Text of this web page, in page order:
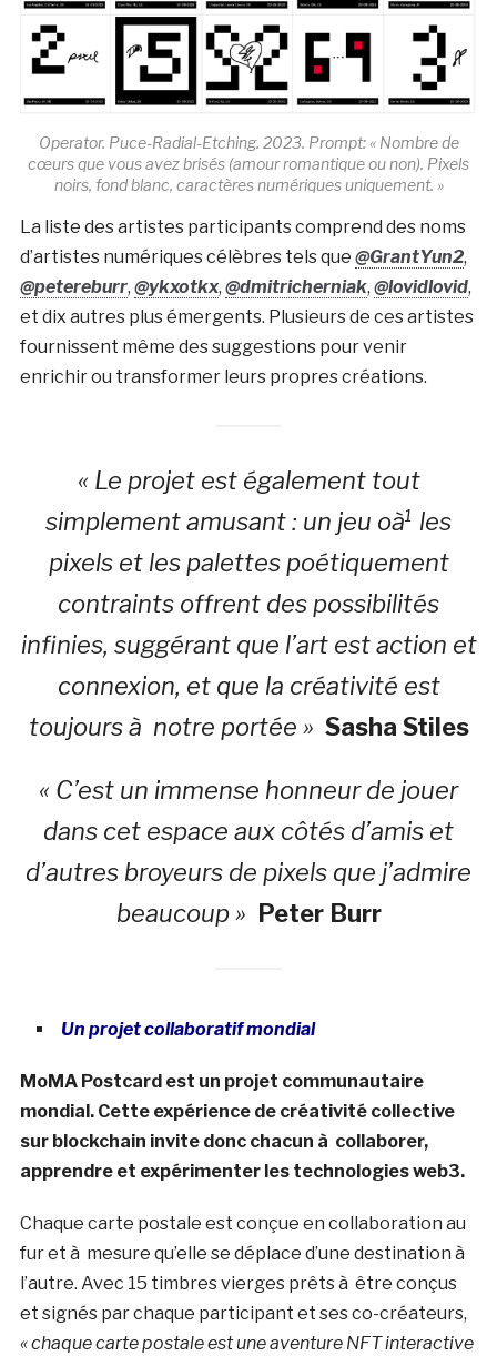
Operator. Puce-Radial-Etching. 2023. Prompt: « Nombre de
cœurs que vous avez brisés (amour romantique ou non). Pixels
noirs, fond blanc, caractères numériques uniquement. »
La liste des artistes participants comprend des noms
d’artistes numériques célèbres tels que @GrantYun2,
@petereburr, @ykxotkx, @dmitricherniak, @lovidlovid,
et dix autres plus émergents. Plusieurs de ces artistes
fournissent même des suggestions pour venir
enrichir ou transformer leurs propres créations.
« Le projet est également tout
simplement amusant : un jeu oà¹ les
pixels et les palettes poétiquement
contraints offrent des possibilités
infinies, suggérant que l’art est action et
connexion, et que la créativité est
toujours à notre portée » Sasha Stiles
« C’est un immense honneur de jouer
dans cet espace aux côtés d’amis et
d’autres broyeurs de pixels que j’admire
beaucoup »
Peter Burr
Un projet collaboratif mondial
MoMA Postcard est un projet communautaire
mondial. Cette expérience de créativité collective
sur blockchain invite donc chacun à collaborer,
apprendre et expérimenter les technologies web3.
Chaque carte postale est conçue en collaboration au
fur et à mesure qu’elle se déplace d’une destination à
l’autre. Avec 15 timbres vierges prêts à être conçus
et signés par chaque participant et ses co-créateurs,
« chaque carte postale est une aventure NFT interactive